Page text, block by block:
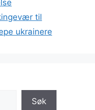
til
ukrainere
Søk